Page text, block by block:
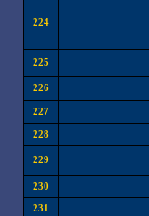
224
225
226
227
228
229
230
231